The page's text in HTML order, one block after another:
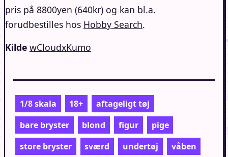
pris på 8800yen (640kr) og kan bl.a.
forudbestilles hos Hobby Search.
Kilde wCloudxKumo
1/8 skala 18+
aftageligt tøj
bare bryster
blond figur
pige
store bryster
sværd undertøj våben